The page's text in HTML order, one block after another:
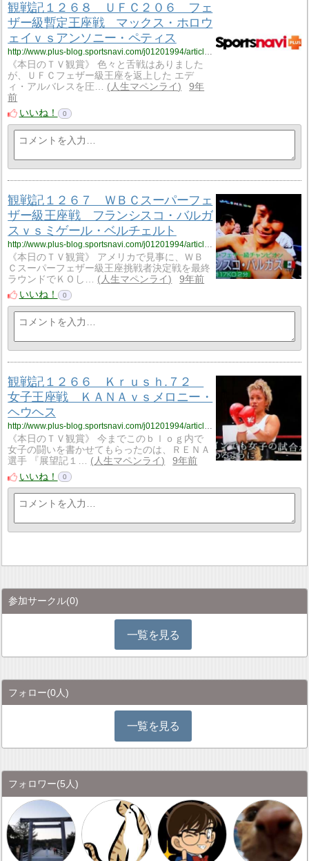
観戦記１２６８ ＵＦＣ２０６ フェ
ザー級暫定王座戦 マックス・ホロウ
ェイｖｓアンソニー・ペティス
http://www.plus-blog.sportsnavi.com/j01201994/article/1276
《本日のＴＶ観賞》 色々と舌戦はありました
が、ＵＦＣフェザー級王座を返上した エデ
ィ・アルバレスを圧…
人生マペンライ
9年
前
いいね！
0
観戦記１２６７ ＷＢＣスーパーフェ
ザー級王座戦 フランシスコ・バルガ
スｖｓミゲール・ベルチェルト
http://www.plus-blog.sportsnavi.com/j01201994/article/1275
《本日のＴＶ観賞》 アメリカで見事に、ＷＢ
Ｃスーパーフェザー級王座挑戦者決定戦を最終
ラウンドでＫＯし…
人生マペンライ
9年前
いいね！
0
観戦記１２６６ Ｋｒｕｓｈ.７２
女子王座戦 ＫＡＮＡｖｓメロニー・
ヘウヘス
http://www.plus-blog.sportsnavi.com/j01201994/article/1274
《本日のＴＶ観賞》 今までこのｂｌｏｇ内で
女子の闘いを書かせてもらったのは、ＲＥＮＡ
選手 『展望記１…
人生マペンライ
9年前
いいね！
0
参加サークル(0)
一覧を見る
フォロー(0人)
一覧を見る
フォロワー(5人)